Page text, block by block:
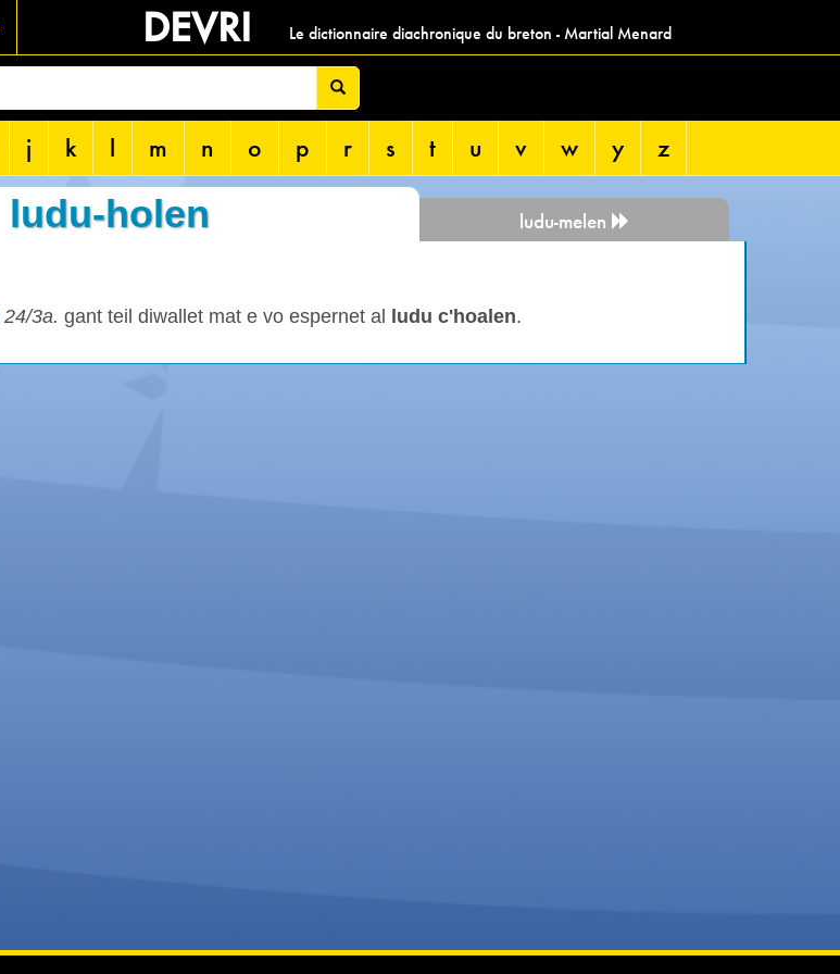
DEVRI Le dictionnaire diachronique du breton - Martial Menard
j k l m n o p r s t u v w y z
ludu-holen ludu-melen
24/3a. gant teil diwallet mat e vo espernet al ludu c'hoalen.